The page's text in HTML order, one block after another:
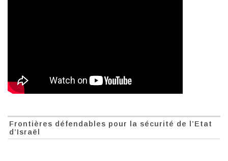
Frontières défendables pour la sécurité de l’Etat
d’Israël